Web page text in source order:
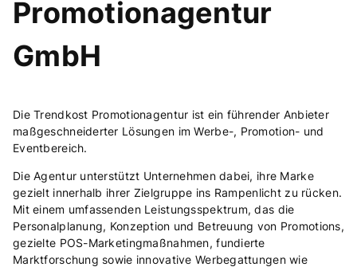
Promotionagentur
GmbH
Die Trendkost Promotionagentur ist ein führender Anbieter
maßgeschneiderter Lösungen im Werbe-, Promotion- und
Eventbereich.
Die Agentur unterstützt Unternehmen dabei, ihre Marke
gezielt innerhalb ihrer Zielgruppe ins Rampenlicht zu rücken.
Mit einem umfassenden Leistungsspektrum, das die
Personalplanung, Konzeption und Betreuung von Promotions,
gezielte POS-Marketingmaßnahmen, fundierte
Marktforschung sowie innovative Werbegattungen wie